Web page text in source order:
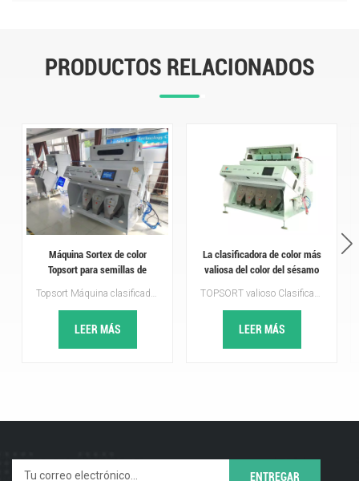
PRODUCTOS RELACIONADOS
Máquina Sortex de color
Topsort para semillas de
velocidad
Topsort Máquina clasificadora de colores para semillas de albahaca es un equipo especializado que se utiliza en agricultura para clasificar y separar semillas según su color o propiedades ópticas. Es un sistema automatizado que utiliza tecnologías avanzadas como visión por computadora, óptica, sensores y algoritmos de procesamiento de imágenes para detectar y clasificar todo tipo de semillas.
LEER MÁS
La clasificadora de color más
valiosa del color del sésamo
TOPSORT valioso Clasificador de color de sésamo Máquina clasificadora de color comúnmente utilizada en las industrias de procesamiento de semillas para clasificar varios tipos de semillas según su color. La máquina clasificadora utiliza cámaras y sensores ópticos avanzados para detectar las variaciones de color en las semillas a medida que pasan a través de un conducto transportador.
LEER MÁS